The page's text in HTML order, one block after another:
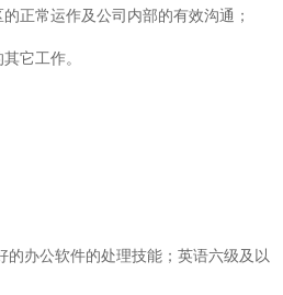
正常运作及公司内部的有效沟通；
它工作。
的办公软件的处理技能；英语六级及以